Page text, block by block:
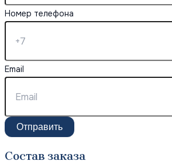
Номер телефона
Email
Отправить
Состав заказа